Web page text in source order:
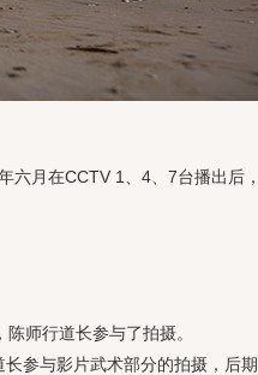
月在CCTV 1、4、7台播出后，
师行道长参与了拍摄。
参与影片武术部分的拍摄，后期